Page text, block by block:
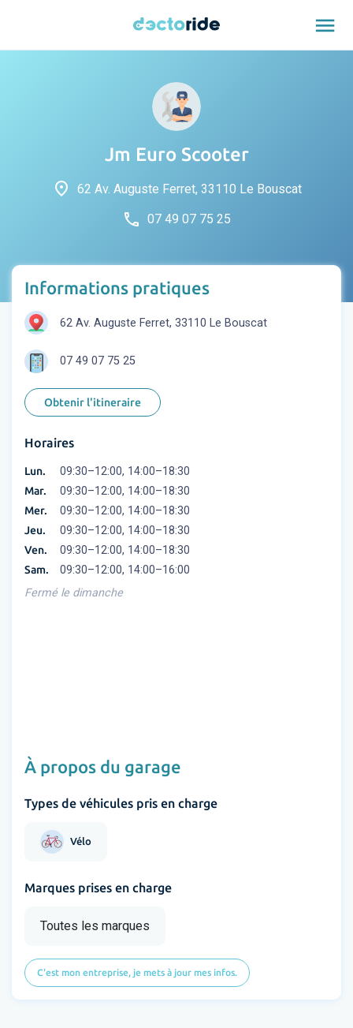
menu
Jm Euro Scooter
place 62 Av. Auguste Ferret, 33110 Le Bouscat
phone 07 49 07 75 25
Informations pratiques
62 Av. Auguste Ferret, 33110 Le Bouscat
07 49 07 75 25
Obtenir l'itineraire
Horaires
Lun. 09:30–12:00, 14:00–18:30
Mar. 09:30–12:00, 14:00–18:30
Mer. 09:30–12:00, 14:00–18:30
Jeu. 09:30–12:00, 14:00–18:30
Ven. 09:30–12:00, 14:00–18:30
Sam.
09:30–12:00, 14:00–16:00
Fermé le dimanche
À propos du garage
Types de véhicules pris en charge
Vélo
Marques prises en charge
Toutes les marques
C'est mon entreprise, je mets à jour mes infos.